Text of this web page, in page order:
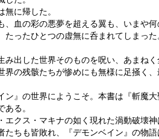
に帰した。
、血の彩の悪夢を超える翼も、いまや何
たったひとつの虚無に呑まれてしまった
み出した世界そのものを呪い、あまねく
界の残骸たちが惨めにも無様に足掻く
ン』の世界にようこそ。本書は『斬魔
る。
エクス・マキナの如く現れた渦動破壊神
たちも皆敗れ、『デモンベイン』の物